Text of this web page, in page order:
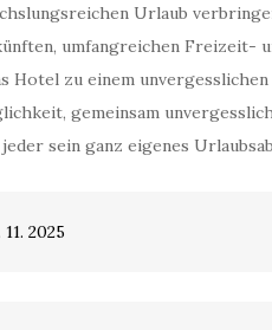
Urlaub
umfangreichen Freizeit-
Hotel zu einem
gemeinsam
sein ganz eigenes
11. 2025